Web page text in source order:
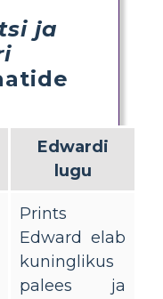
ja
Edwardi
lugu
Prints
Edward elab
kuninglikus
palees ja